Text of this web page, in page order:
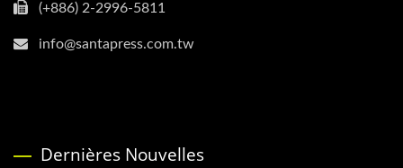
(+886) 2-2996-5811
info@santapress.com.tw
Dernières Nouvelles